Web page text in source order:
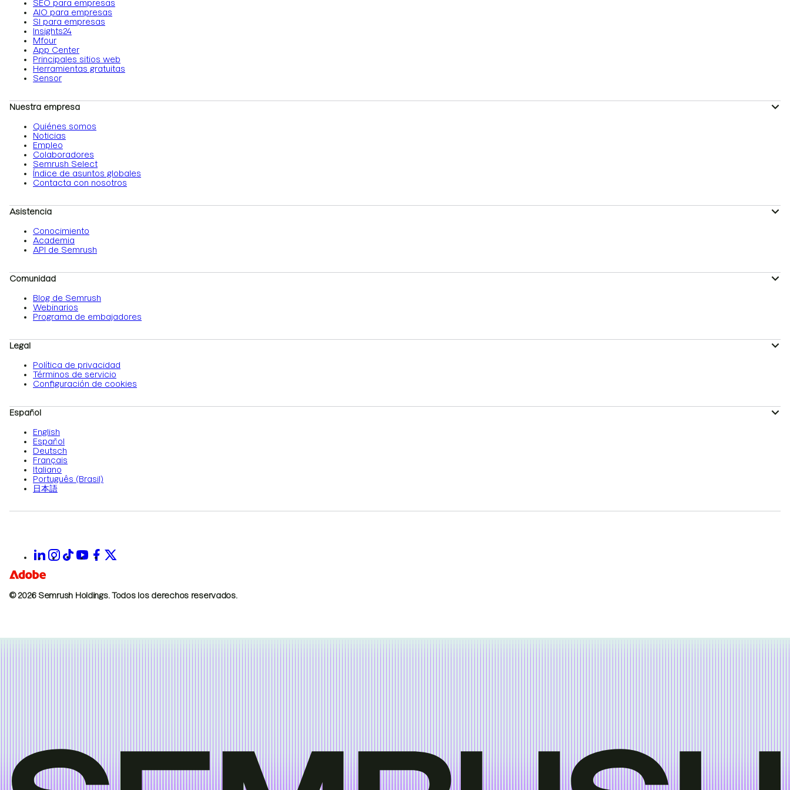
SEO para empresas
AIO para empresas
SI para empresas
Insights24
Mfour
App Center
Principales sitios web
Herramientas gratuitas
Sensor
Nuestra empresa
Quiénes somos
Noticias
Empleo
Colaboradores
Semrush Select
Índice de asuntos globales
Contacta con nosotros
Asistencia
Conocimiento
Academia
API de Semrush
Comunidad
Blog de Semrush
Webinarios
Programa de embajadores
Legal
Política de privacidad
Términos de servicio
Configuración de cookies
Español
English
Español
Deutsch
Français
Italiano
Português (Brasil)
日本語
© 2026 Semrush Holdings. Todos los derechos reservados.